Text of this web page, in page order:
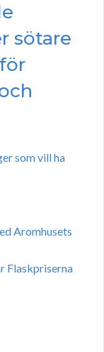
sötare
som vill ha
Aromhusets
Flaskpriserna